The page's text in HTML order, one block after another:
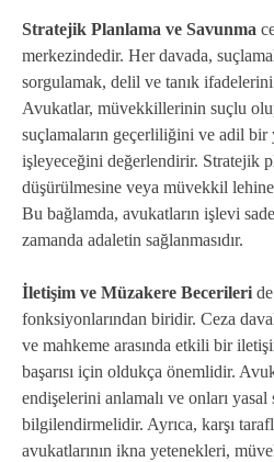
Stratejik Planlama ve Savunma
merkezindedir. Her davada,
sorgulamak, delil ve tanık
Avukatlar, müvekkillerinin suçlu
suçlamaların geçerliliğini ve adil bir
işleyeceğini değerlendirir. Stratejik
düşürülmesine veya müvekkil
Bu bağlamda, avukatların işlevi
zamanda adaletin sağlanmasıdır.
İletişim ve Müzakere Becerileri
fonksiyonlarından biridir. Ceza
ve mahkeme arasında etkili bir
başarısı için oldukça önemlidir.
endişelerini anlamalı ve onları yasal
bilgilendirmelidir. Ayrıca, karşı
avukatlarının ikna yetenekleri,